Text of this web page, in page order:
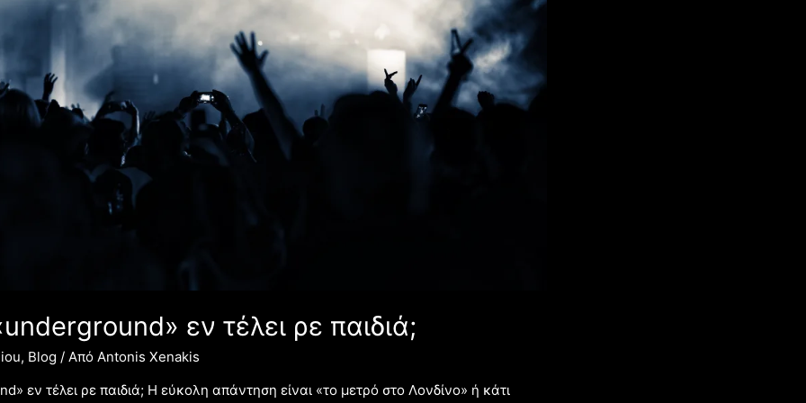
εν τέλει ρε παιδιά;
, Blog / Από Antonis Xenakis
εν τέλει ρε παιδιά; Η εύκολη απάντηση είναι «το μετρό στο Λονδίνο» ή κάτι